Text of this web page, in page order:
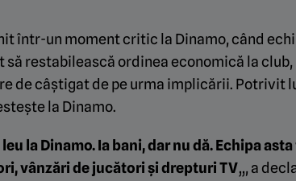
într-un moment critic la Dinamo, când
să restabilească ordinea economică la
de câștigat de pe urma implicării. Potrivit
la Dinamo.
la Dinamo. Ia bani, dar nu dă. Echipa
vânzări de jucători și drepturi TV„, a